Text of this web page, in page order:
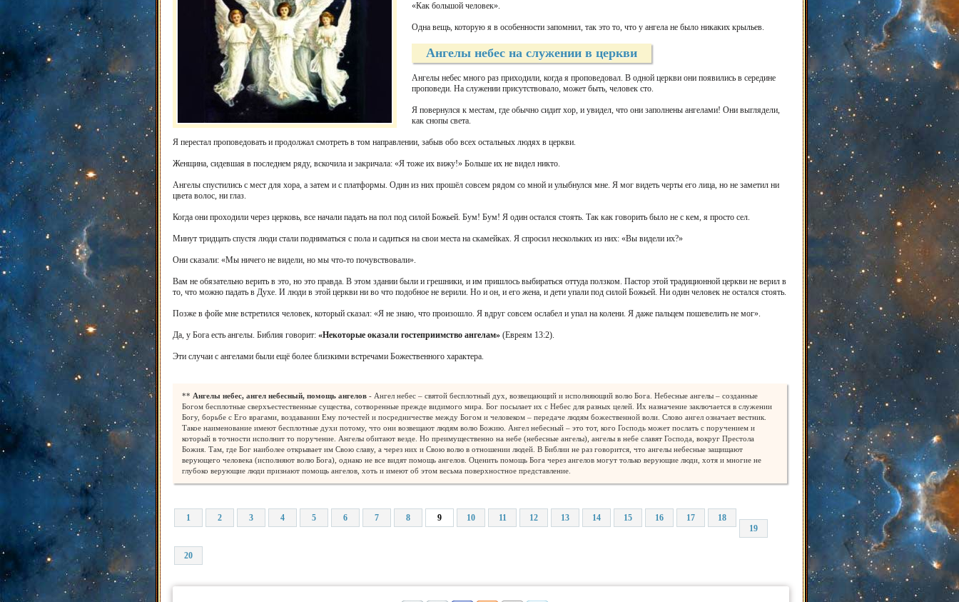
«Как большой человек».
Одна вещь, которую я в особенности запомнил, так это то, что у ангела не было никаких крыльев.
Ангелы небес на служении в церкви
Ангелы небес много раз приходили, когда я проповедовал. В одной церкви они появились в середине
проповеди. На служении присутствовало, может быть, человек сто.
Я повернулся к местам, где обычно сидит хор, и увидел, что они заполнены ангелами! Они выглядели,
как снопы света.
Я перестал проповедовать и продолжал смотреть в том направлении, забыв обо всех остальных людях в церкви.
Женщина, сидевшая в последнем ряду, вскочила и закричала: «Я тоже их вижу!» Больше их не видел никто.
Ангелы спустились с мест для хора, а затем и с платформы. Один из них прошёл совсем рядом со мной и улыбнулся мне. Я мог видеть черты его лица, но не заметил ни
цвета волос, ни глаз.
Когда они проходили через церковь, все начали падать на пол под силой Божьей. Бум! Бум! Я один остался стоять. Так как говорить было не с кем, я просто сел.
Минут тридцать спустя люди стали подниматься с пола и садиться на свои места на скамейках. Я спросил нескольких из них: «Вы видели их?»
Они сказали: «Мы ничего не видели, но мы что-то почувствовали».
Вам не обязательно верить в это, но это правда. В этом здании были и грешники, и им пришлось выбираться оттуда ползком. Пастор этой традиционной церкви не верил в
то, что можно падать в Духе. И люди в этой церкви ни во что подобное не верили. Но и он, и его жена, и дети упали под силой Божьей. Ни один человек не остался стоять.
Позже в фойе мне встретился человек, который сказал: «Я не знаю, что произошло. Я вдруг совсем ослабел и упал на колени. Я даже пальцем пошевелить не мог».
Да, у Бога есть ангелы. Библия говорит: «Некоторые оказали гостеприимство ангелам» (Евреям 13:2).
Эти случаи с ангелами были ещё более близкими встречами Божественного характера.
** Ангелы небес, ангел небесный, помощь ангелов - Ангел небес – святой бесплотный дух, возвещающий и исполняющий волю Бога. Небесные ангелы – созданные
Богом бесплотные сверхъестественные существа, сотворенные прежде видимого мира. Бог посылает их с Небес для разных целей. Их назначение заключается в служении
Богу, борьбе с Его врагами, воздавании Ему почестей и посредничестве между Богом и человеком – передаче людям божественной воли. Слово ангел означает вестник.
Такое наименование имеют бесплотные духи потому, что они возвещают людям волю Божию. Ангел небесный – это тот, кого Господь может послать с поручением и
который в точности исполнит то поручение. Ангелы обитают везде. Но преимущественно на небе (небесные ангелы), ангелы в небе славят Господа, вокруг Престола
Божия. Там, где Бог наиболее открывает им Свою славу, а через них и Свою волю в отношении людей. В Библии не раз говорится, что ангелы небесные защищают
верующего человека (исполняют волю Бога), однако не все видят помощь ангелов. Оценить помощь Бога через ангелов могут только верующие люди, хотя и многие не
глубоко верующие люди признают помощь ангелов, хоть и имеют об этом весьма поверхностное представление.
1 2 3 4 5 6 7 8 9 10 11 12 13 14 15 16 17
18
19
20